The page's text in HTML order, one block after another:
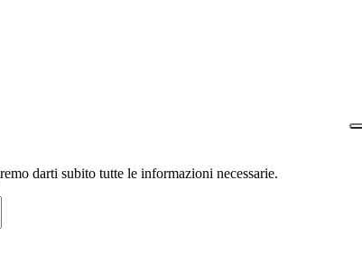
darti subito tutte le informazioni necessarie.